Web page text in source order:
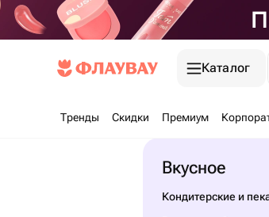
Каталог
Тренды Скидки Премиум
Вкусное
Кондитерские и